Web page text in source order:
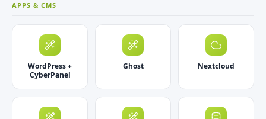
APPS & CMS
WordPress +
CyberPanel
Ghost Nextcloud